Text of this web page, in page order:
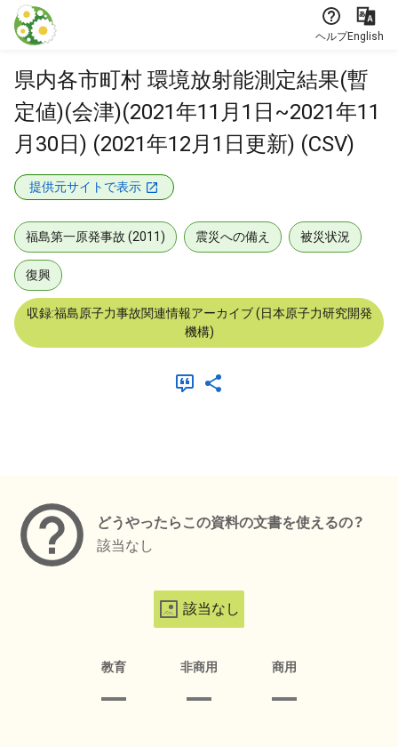
本文に飛ぶ
ヘルプEnglish
県内各市町村 環境放射能測定結果(暫
定値)(会津)(2021年11月1日~2021年11
月30日) (2021年12月1日更新) (CSV)
提供元サイトで表示
福島第一原発事故 (2011) 震災への備え 被災状況
復興
収録:福島原子力事故関連情報アーカイブ (日本原子力研究開発
機構)
どうやったらこの資料の文書を使えるの？
該当なし
該当なし
教育 非商用 商用